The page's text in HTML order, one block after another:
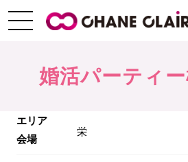
婚活パーティ
エリア
会場
栄